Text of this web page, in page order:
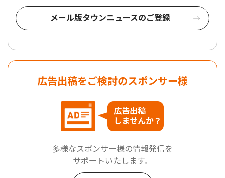
メール版タウンニュースのご登録
広告出稿をご検討のスポンサー様
広告出稿
しませんか？
多様なスポンサー様の情報発信を
サポートいたします。